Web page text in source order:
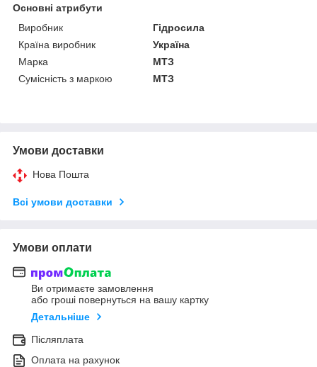
Основні атрибути
Виробник
Гідросила
Країна виробник
Україна
Марка
МТЗ
Сумісність з маркою
МТЗ
Умови доставки
Нова Пошта
Всі умови доставки
Умови оплати
Ви отримаєте замовлення
або гроші повернуться на вашу картку
Детальніше
Післяплата
Оплата на рахунок